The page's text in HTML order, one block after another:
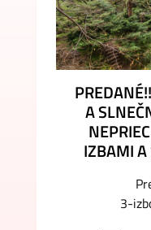
A
IZBAMI A
3-